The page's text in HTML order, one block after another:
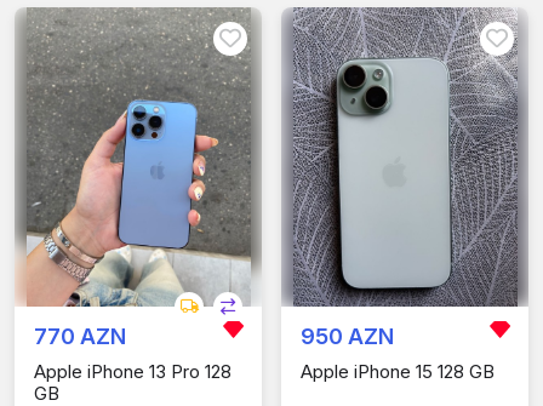
770 AZN
Apple iPhone 13 Pro 128
GB
950 AZN
Apple iPhone 15 128 GB